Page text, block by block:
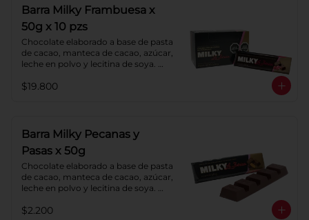
Barra Milky Frambuesa x
50g x 10 pzs
Chocolate elaborado a base de pasta
de cacao, manteca de cacao, azúcar,
leche en polvo y lecitina de soya.
$19.800
Barra Milky Pecanas y
Pasas x 50g
Chocolate elaborado a base de pasta
de cacao, manteca de cacao, azúcar,
leche en polvo y lecitina de soya.
Porcentaje de Cacao: 40%
$2.200